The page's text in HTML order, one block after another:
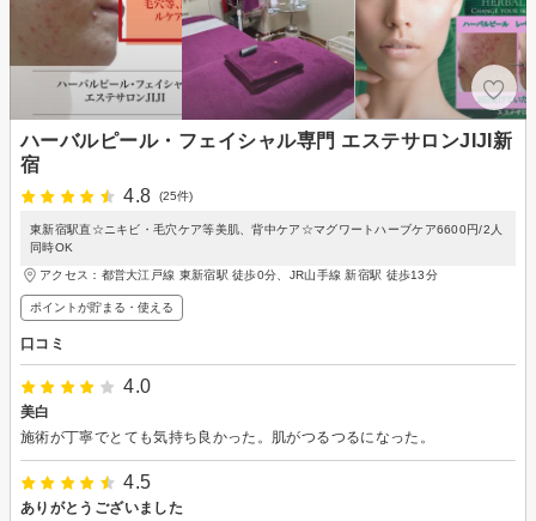
ハーバルピール・フェイシャル専門 エステサロンJIJI新
宿
4.8
(25件)
東新宿駅直☆ニキビ・毛穴ケア等美肌、背中ケア☆マグワートハーブケア6600円/2人
同時OK
アクセス：都営大江戸線 東新宿駅 徒歩0分、JR山手線 新宿駅 徒歩13分
ポイントが貯まる・使える
口コミ
4.0
美白
施術が丁寧でとても気持ち良かった。肌がつるつるになった。
4.5
ありがとうございました